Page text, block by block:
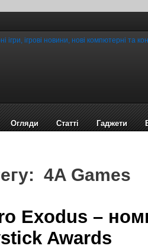
Огляди Статті Гаджети
4A Games
Exodus –
Awards